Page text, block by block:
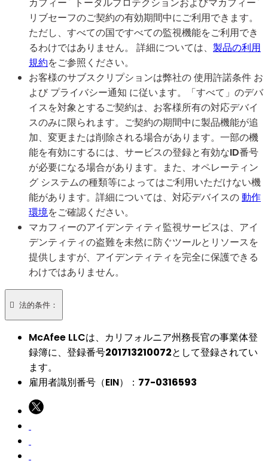
カフィー
トータルプロテクションおよびマカフィー
リブセーフのご契約の有効期間中にご利用できます。
ただし、すべての国ですべての監視機能をご利用でき
るわけではありません。 詳細については、 製品の利用
規約をご参照ください。
お客様のサブスクリプションは弊社の 使用許諾条件 お
よび プライバシー通知 に従います。「すべて」のデバ
イスを対象とするご契約は、お客様所有の対応デバイ
スのみに限られます。ご契約の期間中に製品機能が追
加、変更または削除される場合があります。一部の機
能を有効にするには、サービスの登録と有効なID番号
が必要になる場合があります。また、オペレーティン
グ システムの種類等によってはご利用いただけない機
能があります。詳細については、対応デバイスの動作
環境をご確認ください。
マカフィーのアイデンティティ監視サービスは、アイ
デンティティの盗難を未然に防ぐツールとリソースを
提供しますが、アイデンティティを完全に保護できる
わけではありません。
 法的条件：
McAfee LLCは、カリフォルニア州務長官の事業体登
録簿に、登録番号201713210072として登録されてい
ます。​
雇用者識別番号（EIN）： 77-0316593